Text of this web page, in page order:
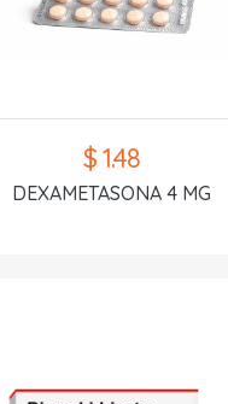
$ 1.48
DEXAMETASONA 4 MG